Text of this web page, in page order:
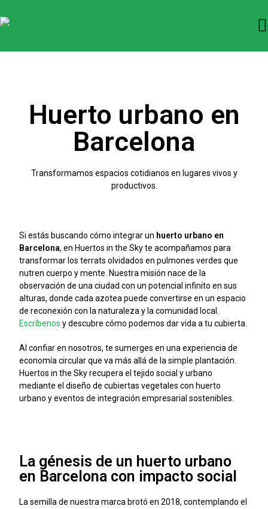
Huerto urbano en
Barcelona
Transformamos espacios cotidianos en lugares vivos y
productivos.
Si estás buscando cómo integrar un huerto urbano en
Barcelona, en Huertos in the Sky te acompañamos para
transformar los terrats olvidados en pulmones verdes que
nutren cuerpo y mente. Nuestra misión nace de la
observación de una ciudad con un potencial infinito en sus
alturas, donde cada azotea puede convertirse en un espacio
de reconexión con la naturaleza y la comunidad local.
Escríbenos y descubre cómo podemos dar vida a tu cubierta.
Al confiar en nosotros, te sumerges en una experiencia de
economía circular que va más allá de la simple plantación.
Huertos in the Sky recupera el tejido social y urbano
mediante el diseño de cubiertas vegetales con huerto
urbano y eventos de integración empresarial sostenibles.
La génesis de un huerto urbano
en Barcelona con impacto social
La semilla de nuestra marca brotó en 2018, contemplando el